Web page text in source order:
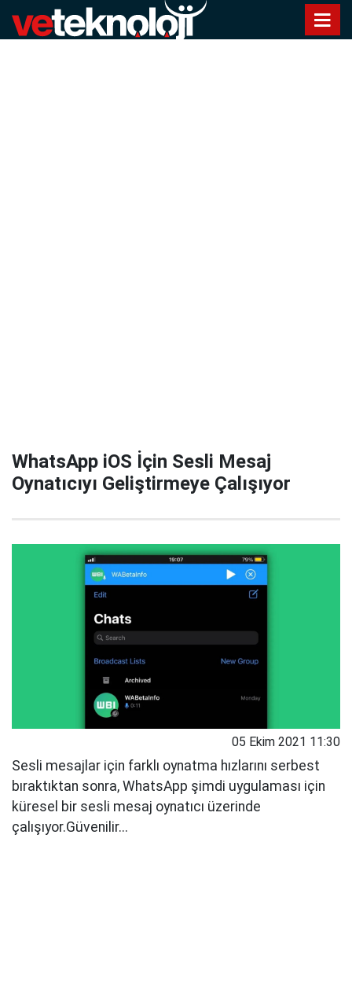
WhatsApp iOS İçin Sesli Mesaj
Oynatıcıyı Geliştirmeye Çalışıyor
05 Ekim 2021 11:30
Sesli mesajlar için farklı oynatma hızlarını serbest
bıraktıktan sonra, WhatsApp şimdi uygulaması için
küresel bir sesli mesaj oynatıcı üzerinde
çalışıyor.Güvenilir...